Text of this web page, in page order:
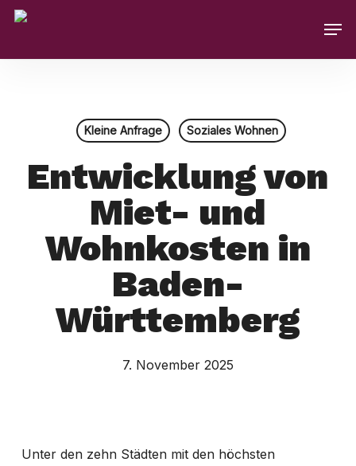
Skip
main
Kleine Anfrage Soziales Wohnen
Entwicklung von
Miet- und
Wohnkosten in
Baden-
Württemberg
7. November 2025
Unter den zehn Städten mit den höchsten